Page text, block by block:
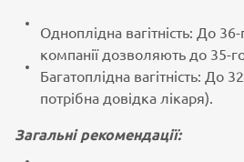
Одноплідна вагітність: До
компанії дозволяють до 35-
Багатоплідна вагітність: До
потрібна довідка лікаря).
Загальні рекомендації: